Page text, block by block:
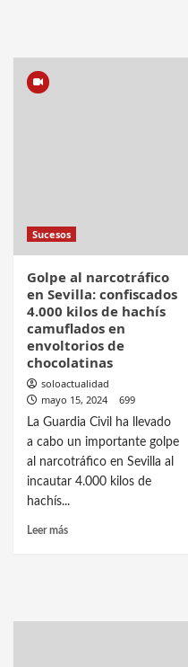
Sucesos
Golpe al narcotráfico
en Sevilla: confiscados
4.000 kilos de hachís
camuflados en
envoltorios de
chocolatinas
soloactualidad
mayo 15, 2024
699
La Guardia Civil ha llevado
a cabo un importante golpe
al narcotráfico en Sevilla al
incautar 4.000 kilos de
hachís...
Leer más